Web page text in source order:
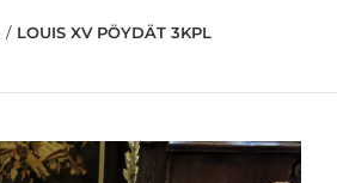
LOUIS XV PÖYDÄT 3KPL